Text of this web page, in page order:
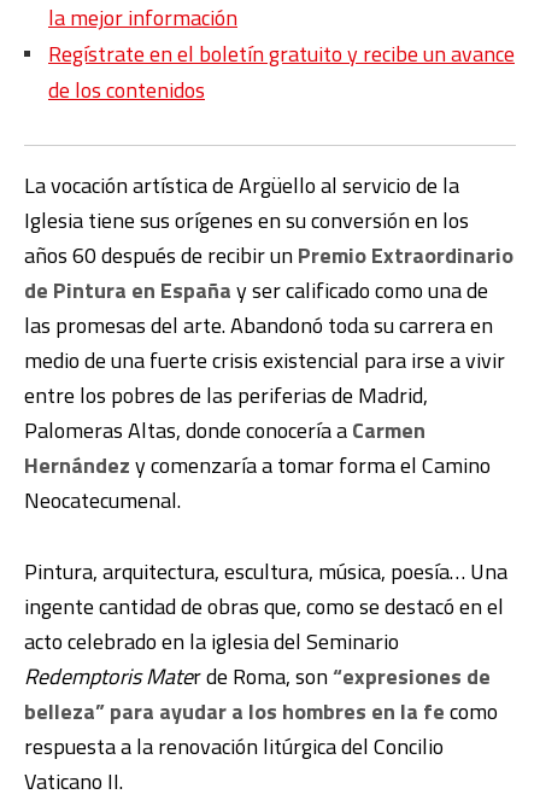
la mejor información
Regístrate en el boletín gratuito y recibe un avance
de los contenidos
La vocación artística de Argüello al servicio de la
Iglesia tiene sus orígenes en su conversión en los
años 60 después de recibir unPremio Extraordinario
de Pintura en Españay ser calificado como una de
las promesas del arte. Abandonó toda su carrera en
medio de una fuerte crisis existencial para irse a vivir
entre los pobres de las periferias de Madrid,
Palomeras Altas, donde conocería aCarmen
Hernándezy comenzaría a tomar forma el Camino
Neocatecumenal.
Pintura, arquitectura, escultura, música, poesía… Una
ingente cantidad de obras que, como se destacó en el
acto celebrado en la iglesia del Seminario
Redemptoris Mater de Roma, son“expresiones de
belleza” para ayudar a los hombres en la fecomo
respuesta a la renovación litúrgica del Concilio
Vaticano II.